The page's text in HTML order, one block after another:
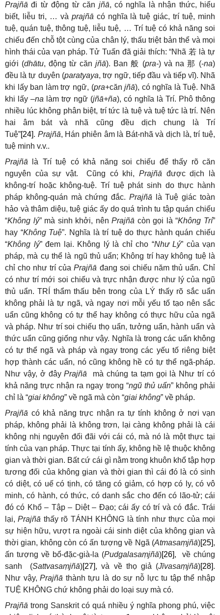
Prajñā đi từ động từ căn jñā, có nghĩa là nhận thức, hiểu
biết, liễu tri, … và prajñā có nghĩa là tuệ giác, trí tuệ, minh
tuệ, quán tuệ, thông tuệ, liễu tuệ, … Trí tuệ có khả năng soi
chiếu đến chỗ tột cùng của chân lý, thấu triệt bản thể và mọi
hình thái của vạn pháp. Tử Tuấn đã giải thích: “Nhã 若 là tự
giới (dhātu, động từ căn jñā). Ban 般 (pra-) và na 那 (-na)
đều là tự duyên (paratyaya, trợ ngữ, tiếp đầu và tiếp vĩ). Nhã
khi lấy ban làm trợ ngữ, (pra+căn jñā), có nghĩa là Tuệ. Nhã
khi lấy –na làm trợ ngữ (jñā+ña), có nghĩa là Trí. Phô thông
nhiều lúc không phân biệt, trí tức là tuệ và tuệ tức là trí. Nên
hai âm bát và nhã cũng đều dịch chung là Trí
Tuệ”[24]. Prajñā, Hán phiên âm là Bát-nhã và dịch là, trí tuệ,
tuệ minh v.v..
Prajñā
là Trí tuệ có khả năng soi chiếu để thấy rõ căn
nguyên của sự vật. Cũng có khi, Prajñā được dịch là
không-trí hoặc không-tuệ. Trí tuệ phát sinh do thực hành
pháp không-quán mà chứng đắc. Prajñā
là Tuệ giác toàn
hảo và thâm diệu, tuệ giác ấy do quá trình tu tập quán chiếu
“Không lý” mà sinh khởi, nên Prajñā còn gọi là “Không Trí”
hay “Không Tuệ”. Nghĩa là trí tuệ do thực hành quán chiếu
“Không lý” đem lại. Không lý là chỉ cho “Như Lý” của vạn
pháp, mà cụ thể là ngũ thủ uẩn; Không trí hay không tuệ là
chỉ cho như trí của Prajñā đang soi chiếu năm thủ uẩn. Chỉ
có như trí mới soi chiếu và trực nhận được như lý của ngũ
thủ uẩn. TRÍ thẩm thấu bên trong của LÝ thấy rõ sắc uẩn
không phải là tự ngã, và ngay nơi mỗi yếu tố tạo nên sắc
uẩn cũng không có tự thể hay không có thực hữu của ngã
và pháp. Như trí soi chiếu thọ uẩn, tưởng uẩn, hành uẩn và
thức uẩn cũng giống như vậy. Nghĩa là trong các uẩn không
có tự thể ngã và pháp và ngay trong các yếu tố riêng biệt
hợp thành các uẩn, nó cũng không hề có tự thể ngã-pháp.
Như vậy, ở đây Prajñā mà chúng ta tạm gọi là Như trí có
khả năng trực nhận ra ngay trong “ngũ thủ uẩn” không phải
chỉ là “giai không” về ngã mà còn “giai không” về pháp.
Prajñā có khả năng trực nhận ra tự tính không ở nơi vạn
pháp, không phải là không trơn, lại càng không phải là cái
không nhị nguyên đối đãi với cái có, mà nó là một thực tại
tính của vạn pháp. Thực tại tính ấy, không hề lệ thuộc không
gian và thời gian. Bất cứ cái gì nằm trong khuôn khổ tập hợp
tương đối của không gian và thời gian thì cái đó là có sinh
có diệt, có uế có tịnh, có tăng có giảm, có hợp có ly, có vô
minh, có hành, có thức, có danh sắc cho đến có lão-tử; cái
đó có Khổ – Tập – Diệt – Đạo; cái ấy có trí và có đắc. Trái
lại, Prajñā thấy rõ TÁNH KHÔNG là tính như thực của mọi
sự hiện hữu, vượt ra ngoài cái sinh diệt của không gian và
thời gian, không còn có ấn tượng về Ngã (Atmasaṃjñā)[25],
ấn tượng về bổ-đặc-già-la (Pudgalasaṃjñā)[26], về chúng
sanh (Sattvasaṃjñā)[27], và về thọ giả (Jīvasaṃjñā)[28].
Như vậy, Prajñā thành tựu là do sự nỗ lực tu tập thể nhập
TUỆ KHÔNG chứ không phải do loại suy mà có.
Prajñā trong Sanskrit có quá nhiều ý nghĩa phong phú, việc